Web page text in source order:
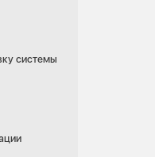
системы